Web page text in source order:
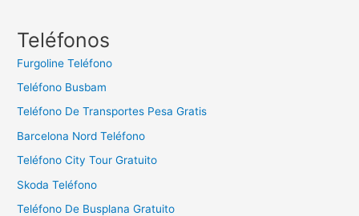
c
:
Teléfonos
Furgoline Teléfono
Teléfono Busbam
Teléfono De Transportes Pesa Gratis
Barcelona Nord Teléfono
Teléfono City Tour Gratuito
Skoda Teléfono
Teléfono De Busplana Gratuito